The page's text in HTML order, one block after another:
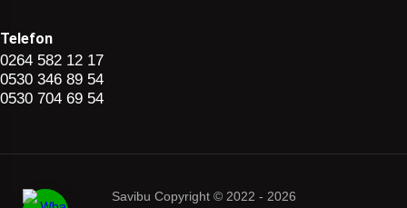
Telefon
0264 582 12 17
0530 346 89 54
0530 704 69 54
Savibu Copyright © 2022 - 2026